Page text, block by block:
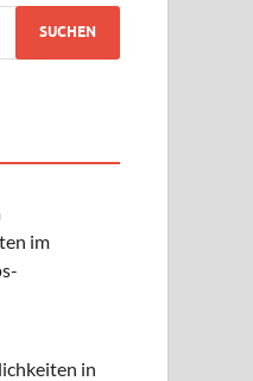
im
in